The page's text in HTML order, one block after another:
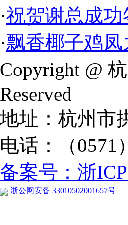
·祝贺谢总成
·飘香椰子鸡
Copyright @
Reserved
地址：杭州市
电话：（0571
备案号：浙
浙公网安备 33010502001657号